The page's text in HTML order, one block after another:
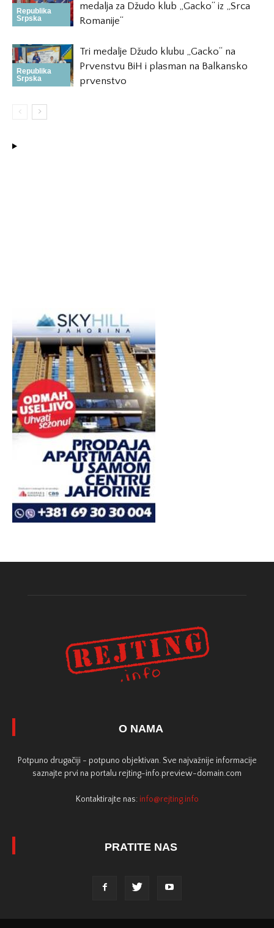
Republika
Srpska
medalja za Džudo klub „Gacko“ iz „Srca
Romanije“
Republika
Srpska
Tri medalje Džudo klubu „Gacko“ na
Prvenstvu BiH i plasman na Balkansko
prvenstvo
O NAMA
Potpuno drugačiji - potpuno objektivan. Sve najvažnije informacije
saznajte prvi na portalu rejting-info.preview-domain.com
Kontaktirajte nas: info@rejting.info
PRATITE NAS